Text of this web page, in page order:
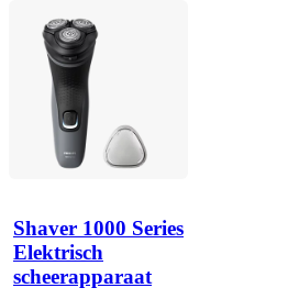
Shaver 1000 Series
Elektrisch
scheerapparaat